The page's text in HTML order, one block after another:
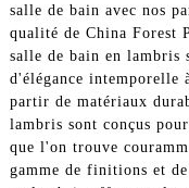
salle de bain avec nos
qualité de China Forest
salle de bain en lambris
d'élégance intemporelle
partir de matériaux
lambris sont conçus
que l'on trouve
gamme de finitions et